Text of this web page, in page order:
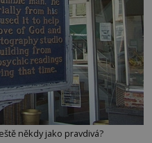
někdy jako pravdivá?